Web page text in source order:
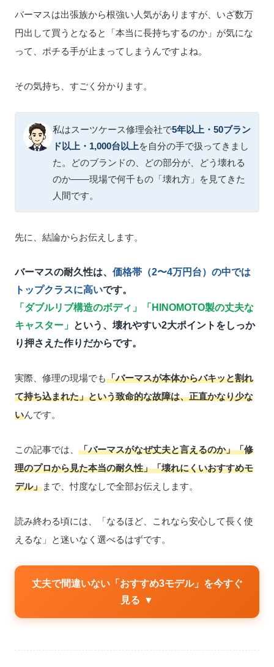
バーマスは出張族から根強い人気がありますが、いざ数万
円出して買うとなると「本当に長持ちするのか」が気にな
って、ポチる手が止まってしまうんですよね。
その気持ち、すごく分かります。
私はスーツケース修理会社で5年以上・50ブラン
ド以上・1,000台以上を自分の手で扱ってきまし
た。どのブランドの、どの部分が、どう壊れる
のか——現場で何千もの「壊れ方」を見てきた
人間です。
先に、結論からお伝えします。
バーマスの耐久性は、 価格帯（2〜4万円台）の中では
トップクラスに高いです。
「ダブルリブ構造のボディ」「HINOMOTO製の丈夫な
キャスター」
という、壊れやすい2大ポイントをしっか
り押さえた作りだからです。
実際、修理の現場でも「バーマスが本体からバキッと割れ
て持ち込まれた」という致命的な故障は、正直かなり少な
いんです。
この記事では、 「バーマスがなぜ丈夫と言えるのか」「修
理のプロから見た本当の耐久性」「壊れにくいおすすめモ
デル」まで、忖度なしで全部お伝えします。
読み終わる頃には、「なるほど、これなら安心して長く使
えるな」と迷いなく選べるはずです。
丈夫で間違いない「おすすめ3モデル」を今すぐ
見る ▼